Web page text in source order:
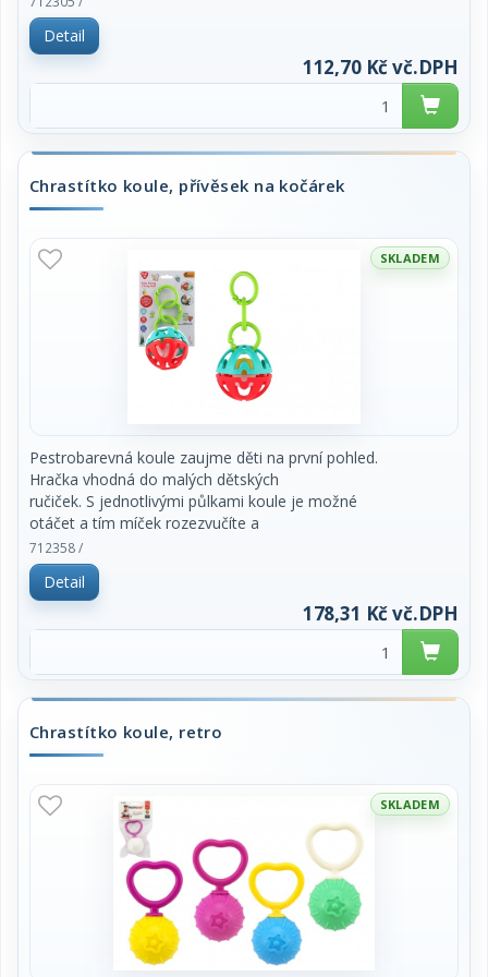
Rozměry výrobku 10 x 10 x 14 cm.
Vhodné pro děti od 18ti měsíců.
Detail
112,70 Kč vč.DPH
Chrastítko koule, přívěsek na kočárek
SKLADEM
Pestrobarevná koule zaujme děti na první pohled.
Hračka vhodná do malých dětských
ručiček. S jednotlivými půlkami koule je možné
otáčet a tím míček rozezvučíte a
zaujmete tak dětskou zvídavost. Snadno hračku
zavěsíte na kočárek.
Rozměr balení 13 x 25 x 10 cm.
Vhodné pro děti od 6 měsíců.
712358 /
Detail
178,31 Kč vč.DPH
Chrastítko koule, retro
SKLADEM